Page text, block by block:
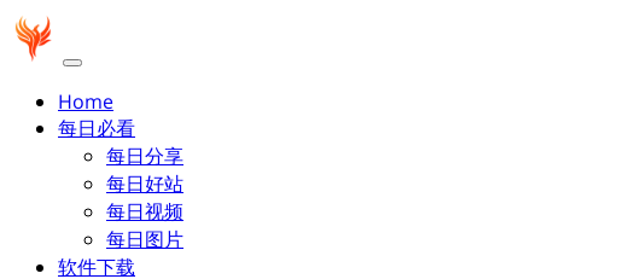
Home
每日必看
每日分享
每日好站
每日视频
每日图片
软件下载